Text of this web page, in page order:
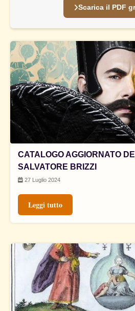
Scarica il PDF
CATALOGO AGGIORNATO
SALVATORE BRIZZI
27 Luglio 2024
Leggi tutto